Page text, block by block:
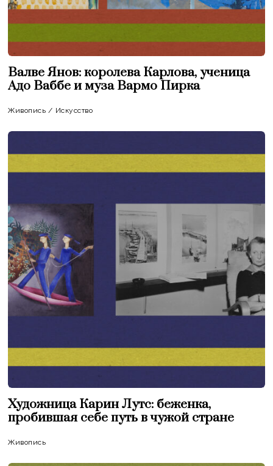
Валве Янов: королева Карлова, ученица
Адо Ваббе и муза Вармо Пирка
Живопись / Искусство
Художница Карин Лутс: беженка,
пробившая себе путь в чужой стране
Живопись